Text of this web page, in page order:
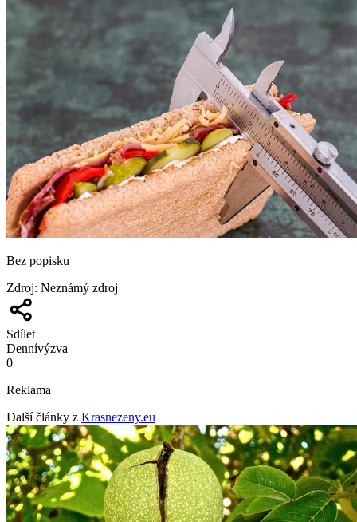
Bez popisku
Zdroj: Neznámý zdroj
Sdílet
Dennívýzva
0
Reklama
Další články z Krasnezeny.eu